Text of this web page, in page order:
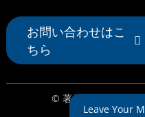
お問い合わせはこ
ちら
© 著作権 - 2024 : 無
Leave Your